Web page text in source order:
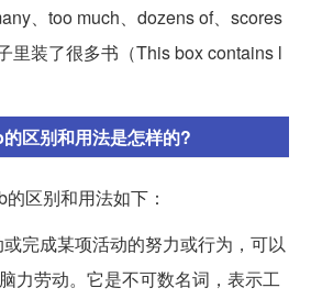
、too much、dozens of、scores
里装了很多书（This box contains l
区别和用法是怎样的?
区别和用法如下：
完成某项活动的努力或行为，可以
力劳动。它是不可数名词，表示工